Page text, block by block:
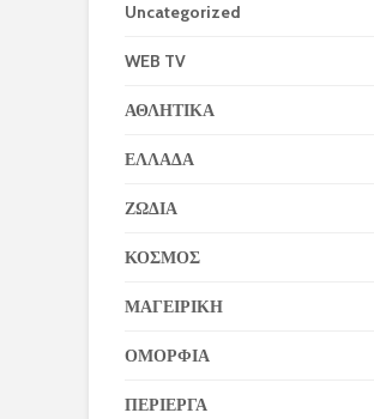
Uncategorized
WEB TV
ΑΘΛΗΤΙΚΑ
ΕΛΛΑΔΑ
ΖΩΔΙΑ
ΚΟΣΜΟΣ
ΜΑΓΕΙΡΙΚΗ
ΟΜΟΡΦΙΑ
ΠΕΡΙΕΡΓΑ